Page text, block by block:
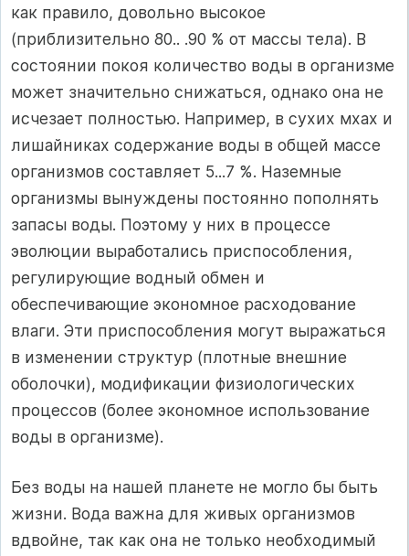
как правило, довольно высокое
(приблизительно 80.. .90 % от массы тела). В
состоянии покоя количество воды в организме
может значительно снижаться, однако она не
исчезает полностью. Например, в сухих мхах и
лишайниках содержание воды в общей массе
организмов составляет 5...7 %. Наземные
организмы вынуждены постоянно пополнять
запасы воды. Поэтому у них в процессе
эволюции выработались приспособления,
регулирующие водный обмен и
обеспечивающие экономное расходование
влаги. Эти приспособления могут выражаться
в изменении структур (плотные внешние
оболочки), модификации физиологических
процессов (более экономное использование
воды в организме).
Без воды на нашей планете не могло бы быть
жизни. Вода важна для живых организмов
вдвойне, так как она не только необходимый